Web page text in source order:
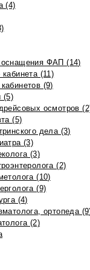
(4)
оснащения ФАП (14)
(11)
(9)
(5)
осмотров
(5)
дела (3)
(3)
(3)
(2)
(10)
(9)
(4)
ортопеда
(2)